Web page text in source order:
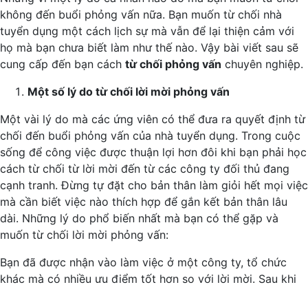
không đến buổi phỏng vấn nữa. Bạn muốn từ chối nhà
tuyển dụng một cách lịch sự mà vẫn để lại thiện cảm với
họ mà bạn chưa biết làm như thế nào. Vậy bài viết sau sẽ
cung cấp đến bạn cách từ chối phỏng vấn chuyên nghiệp.
Một số lý do từ chối lời mời phỏng vấn
Một vài lý do mà các ứng viên có thể đưa ra quyết định từ
chối đến buổi phỏng vấn của nhà tuyển dụng. Trong cuộc
sống để công việc được thuận lợi hơn đôi khi bạn phải học
cách từ chối từ lời mời đến từ các công ty đối thủ đang
cạnh tranh. Đừng tự đặt cho bản thân làm giỏi hết mọi việc
mà cần biết việc nào thích hợp để gắn kết bản thân lâu
dài. Những lý do phổ biến nhất mà bạn có thể gặp và
muốn từ chối lời mời phỏng vấn:
Bạn đã được nhận vào làm việc ở một công ty, tổ chức
khác mà có nhiều ưu điểm tốt hơn so với lời mời. Sau khi